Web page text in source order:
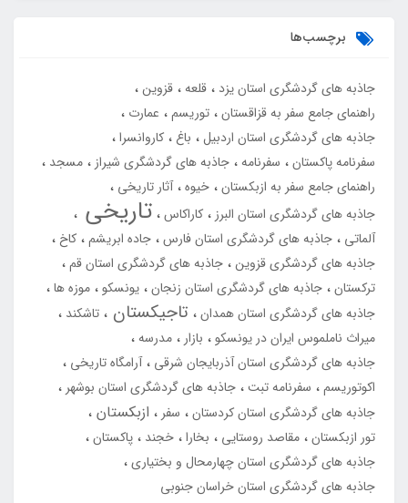
برچسب‌ها
جاذبه های گردشگری استان یزد قلعه قزوین
راهنمای جامع سفر به قزاقستان توریسم
عمارت
جاذبه های گردشگری استان اردبیل
باغ کاروانسرا
سفرنامه پاکستان
سفرنامه جاذبه های گردشگری شیراز
مسجد
راهنمای جامع سفر به ازبکستان خیوه آثار تاریخی
جاذبه های گردشگری استان البرز
کاراکاس تاریخی
آلماتی جاذبه های گردشگری استان فارس جاده ابریشم کاخ
جاذبه های گردشگری قزوین جاذبه های گردشگری استان قم
ترکستان جاذبه های گردشگری استان زنجان یونسکو موزه ها
جاذبه های گردشگری استان همدان
تاجیکستان
تاشکند
میراث ناملموس ایران در یونسکو
بازار
مدرسه
جاذبه های گردشگری استان آذربایجان شرقی
آرامگاه تاریخی
اکوتوریسم
سفرنامه تبت جاذبه های گردشگری استان بوشهر
جاذبه های گردشگری استان کردستان
سفر ازبکستان
تور ازبکستان مقاصد روستایی بخارا خجند
پاکستان
جاذبه های گردشگری استان چهارمحال و بختیاری
جاذبه های گردشگری استان خراسان جنوبی